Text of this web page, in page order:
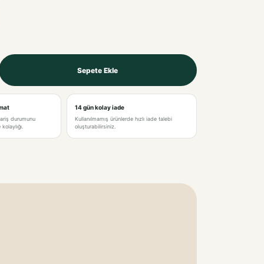
Sepete Ekle
durumunu
14 gün kolay iade
Kullanılmamış ürünlerde hızlı iade talebi
oluşturabilirsiniz.